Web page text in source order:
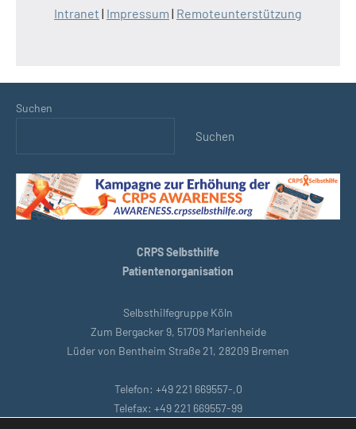
Intranet | Impressum | Remoteunterstützung
Suchen
Suchen
CRPS Selbsthilfe
Patientenorganisation
Selbsthilfegruppe Köln
Zum Bergacker 9, 51709 Marienheide
Lüder von Bentheim Straße 21, 28209 Bremen
Telefon: +49 221 669557-,0
Telefax: +49 221 669557-99